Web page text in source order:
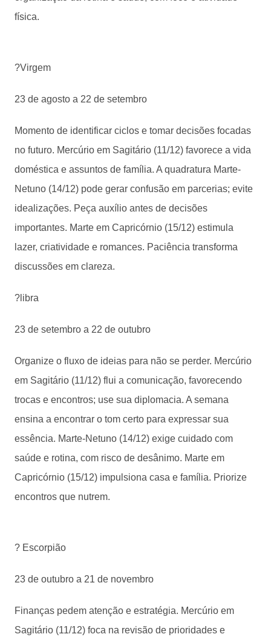
física.
?Virgem
23 de agosto a 22 de setembro
Momento de identificar ciclos e tomar decisões focadas
no futuro. Mercúrio em Sagitário (11/12) favorece a vida
doméstica e assuntos de família. A quadratura Marte-
Netuno (14/12) pode gerar confusão em parcerias; evite
idealizações. Peça auxílio antes de decisões
importantes. Marte em Capricórnio (15/12) estimula
lazer, criatividade e romances. Paciência transforma
discussões em clareza.
?libra
23 de setembro a 22 de outubro
Organize o fluxo de ideias para não se perder. Mercúrio
em Sagitário (11/12) flui a comunicação, favorecendo
trocas e encontros; use sua diplomacia. A semana
ensina a encontrar o tom certo para expressar sua
essência. Marte-Netuno (14/12) exige cuidado com
saúde e rotina, com risco de desânimo. Marte em
Capricórnio (15/12) impulsiona casa e família. Priorize
encontros que nutrem.
? Escorpião
23 de outubro a 21 de novembro
Finanças pedem atenção e estratégia. Mercúrio em
Sagitário (11/12) foca na revisão de prioridades e